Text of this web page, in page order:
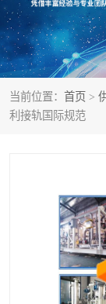
当前位置： 首页 >
利接轨国际规范
NR12认证
ART认证
巴西认证